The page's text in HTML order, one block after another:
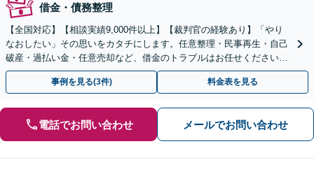
借金・債務整理
【全国対応】【相談実績9,000件以上】【裁判官の経験あり】「やり
なおしたい」その思いをカタチにします。任意整理・民事再生・自己
破産・過払い金・任意売却など、借金のトラブルはお任せください。
【初回相談無料】【全国対応可能】
事例を見る(3件) 料金表を見る
電話でお問い合わせ メールでお問い合わせ